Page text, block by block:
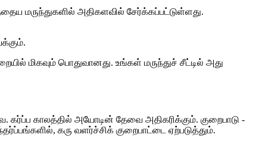
மருந்துகளில் அதிகளவில் சேர்க்கப்பட்டுள்ளது.
மிகவும் பொதுவானது. உங்கள் மருந்துச் சீட்டில் அது
காலத்தில் அயோடின் தேவை அதிகரிக்கும். குறைபாடு -
கரு வளர்ச்சிக் குறைபாட்டை ஏற்படுத்தும்.